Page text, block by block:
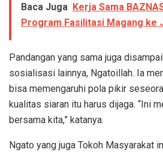
Baca Juga Kerja Sama
Program Fasilitasi Magang ke
Pandangan yang sama juga
sosialisasi lainnya, Ngatoillah. Ia
bisa memengaruhi pola pikir
kualitas siaran itu harus dijaga. “Ini
bersama kita,” katanya.
Ngato yang juga Tokoh Masyarakat